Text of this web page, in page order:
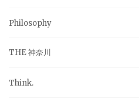
Philosophy
THE 神奈川
Think.